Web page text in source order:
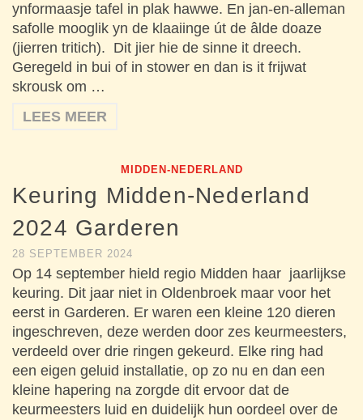
ynformaasje tafel in plak hawwe. En jan-en-alleman
safolle mooglik yn de klaaiinge út de âlde doaze
(jierren tritich). Dit jier hie de sinne it dreech.
Geregeld in bui of in stower en dan is it frijwat
skrousk om …
LEES MEER
MIDDEN-NEDERLAND
Keuring Midden-Nederland
2024 Garderen
28 SEPTEMBER 2024
Op 14 september hield regio Midden haar jaarlijkse
keuring. Dit jaar niet in Oldenbroek maar voor het
eerst in Garderen. Er waren een kleine 120 dieren
ingeschreven, deze werden door zes keurmeesters,
verdeeld over drie ringen gekeurd. Elke ring had
een eigen geluid installatie, op zo nu en dan een
kleine hapering na zorgde dit ervoor dat de
keurmeesters luid en duidelijk hun oordeel over de